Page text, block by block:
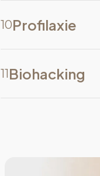
10Profilaxie
11Biohacking